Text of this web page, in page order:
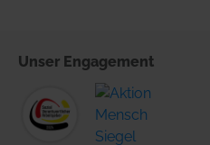
Unser Engagement